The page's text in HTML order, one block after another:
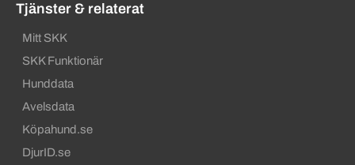
Tjänster & relaterat
Mitt SKK
SKK Funktionär
Hunddata
Avelsdata
Köpahund.se
DjurID.se